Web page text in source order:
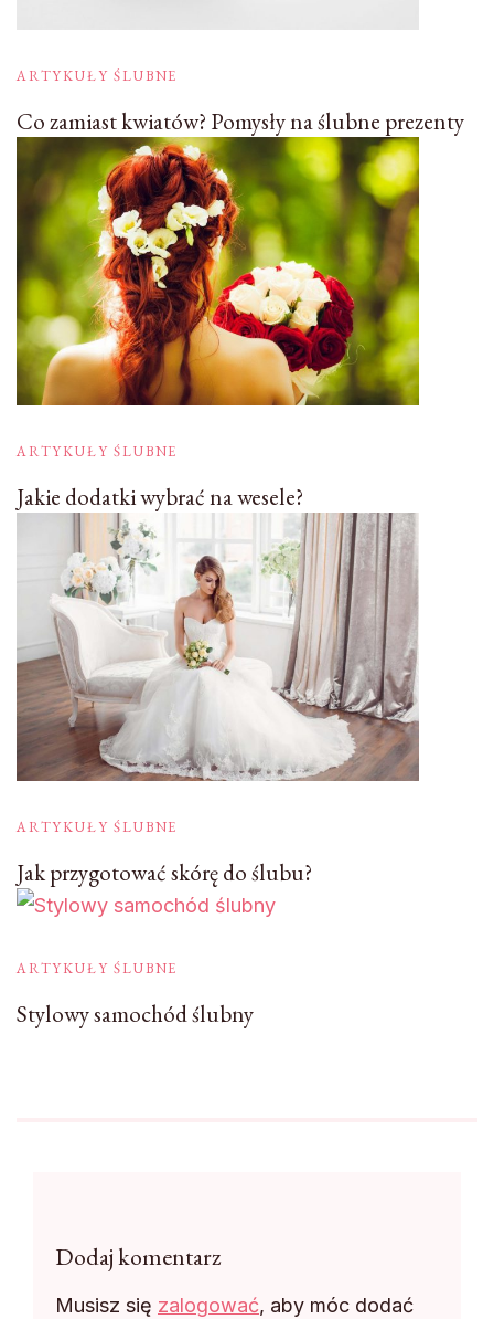
ARTYKUŁY ŚLUBNE
Co zamiast kwiatów? Pomysły na ślubne prezenty
ARTYKUŁY ŚLUBNE
Jakie dodatki wybrać na wesele?
ARTYKUŁY ŚLUBNE
Jak przygotować skórę do ślubu?
ARTYKUŁY ŚLUBNE
Stylowy samochód ślubny
Dodaj komentarz
Musisz się zalogować, aby móc dodać